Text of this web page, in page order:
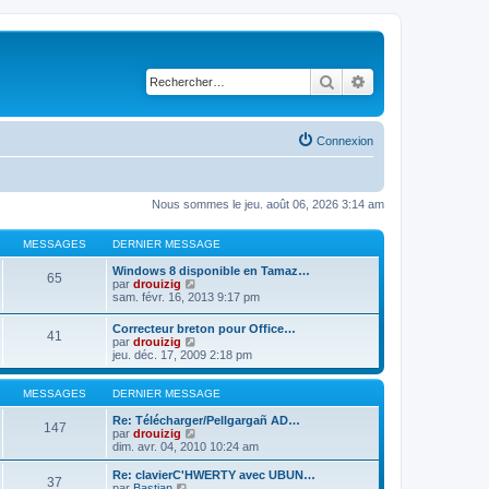
Rechercher
Connexion
Nous sommes le jeu. août 06, 2026 3:14 am
MESSAGES DERNIER MESSAGE
65
Windows 8 disponible en Tamaz…
par drouizig
o
u
l
t
e
r
l
d
e
r
n
i
sam. févr. 16, 2013 9:17 pm
41
Correcteur breton pour Office…
par drouizig
o
n
s
u
l
t
r
l
e
jeu. déc. 17, 2009 2:18 pm
MESSAGES DERNIER MESSAGE
147
Re: Télécharger/Pellgargañ AD…
par drouizig
o
n
s
dim. avr. 04, 2010 10:24 am
37
Re: clavierC'HWERTY avec UBUN…